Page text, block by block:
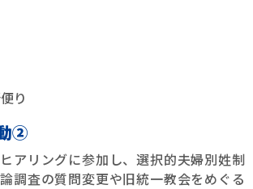
り
②
アリングに参加し、選択的夫婦別姓制
調査の質問変更や旧統一教会をめぐる